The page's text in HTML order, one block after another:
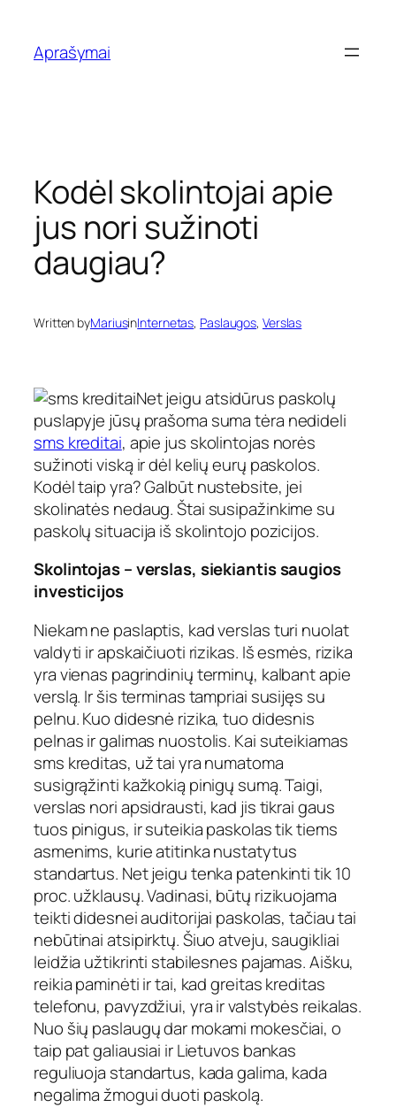
turinio
Aprašymai
Kodėl skolintojai apie
jus nori sužinoti
daugiau?
Written byMariusinInternetas, Paslaugos, Verslas
Net jeigu atsidūrus paskolų
puslapyje jūsų prašoma suma tėra nedideli
sms kreditai, apie jus skolintojas norės
sužinoti viską ir dėl kelių eurų paskolos.
Kodėl taip yra? Galbūt nustebsite, jei
skolinatės nedaug. Štai susipažinkime su
paskolų situacija iš skolintojo pozicijos.
Skolintojas – verslas, siekiantis saugios
investicijos
Niekam ne paslaptis, kad verslas turi nuolat
valdyti ir apskaičiuoti rizikas. Iš esmės, rizika
yra vienas pagrindinių terminų, kalbant apie
verslą. Ir šis terminas tampriai susijęs su
pelnu. Kuo didesnė rizika, tuo didesnis
pelnas ir galimas nuostolis. Kai suteikiamas
sms kreditas, už tai yra numatoma
susigrąžinti kažkokią pinigų sumą. Taigi,
verslas nori apsidrausti, kad jis tikrai gaus
tuos pinigus, ir suteikia paskolas tik tiems
asmenims, kurie atitinka nustatytus
standartus. Net jeigu tenka patenkinti tik 10
proc. užklausų. Vadinasi, būtų rizikuojama
teikti didesnei auditorijai paskolas, tačiau tai
nebūtinai atsipirktų. Šiuo atveju, saugikliai
leidžia užtikrinti stabilesnes pajamas. Aišku,
reikia paminėti ir tai, kad greitas kreditas
telefonu, pavyzdžiui, yra ir valstybės reikalas.
Nuo šių paslaugų dar mokami mokesčiai, o
taip pat galiausiai ir Lietuvos bankas
reguliuoja standartus, kada galima, kada
negalima žmogui duoti paskolą.